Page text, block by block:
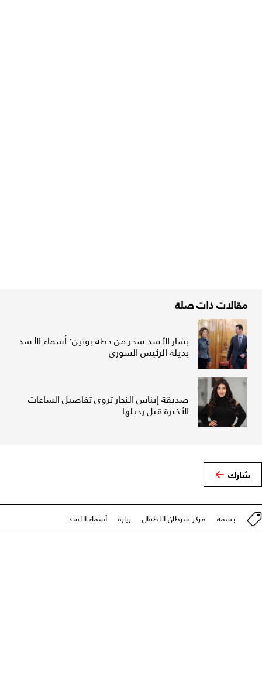
مقالات ذات صلة
بشار الأسد سخر من خطة بوتين: أسماء الأسد
بديلة الرئيس السوري
صديقة إيناس النجار تروي تفاصيل الساعات
الأخيرة قبل رحيلها
شارك
بسمة مركز سرطان الأطفال زيارة أسماء الأسد